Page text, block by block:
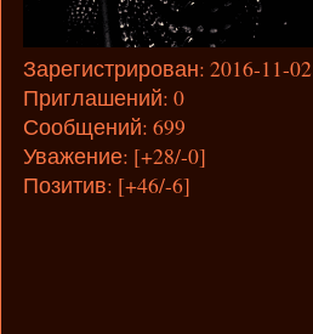
Зарегистрирован: 2016-11-02
Приглашений: 0
Сообщений: 699
Уважение: [+28/-0]
Позитив: [+46/-6]